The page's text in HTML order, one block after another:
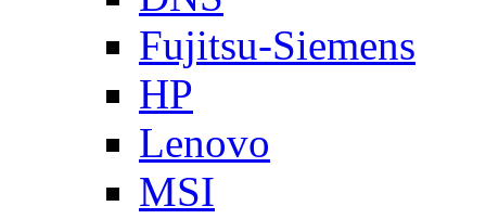
Fujitsu-Siemens
HP
Lenovo
MSI